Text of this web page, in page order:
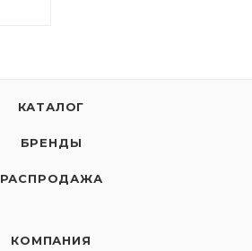
КАТАЛОГ
БРЕНДЫ
РАСПРОДАЖА
КОМПАНИЯ